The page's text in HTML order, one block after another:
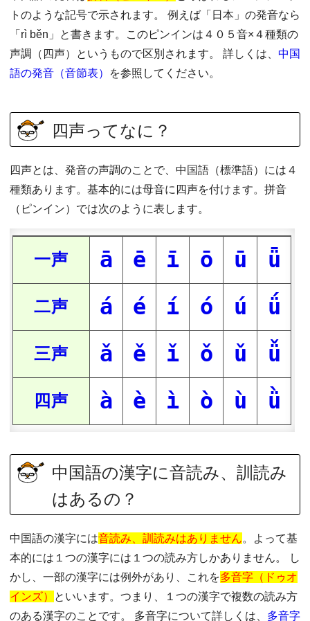
トのような記号で示されます。 例えば「日本」の発音なら
「rì běn」と書きます。このピンインは４０５音×４種類の
声調（四声）というもので区別されます。 詳しくは、 中国
語の発音（音節表）
を参照してください。
四声ってなに？
四声とは、発音の声調のことで、中国語（標準語）には４
種類あります。基本的には母音に四声を付けます。拼音
（ピンイン）では次のように表します。
一声 ā ē ī ō ū ǖ
二声 á é í ó ú ǘ
三声 ǎ ě ǐ ǒ ǔ ǚ
四声 à è ì ò ù ǜ
中国語の漢字に音読み、訓読み
はあるの？
中国語の漢字には音読み、訓読みはありません。よって基
本的には１つの漢字には１つの読み方しかありません。 し
かし、一部の漢字には例外があり、これを多音字（ドゥオ
インズ）
といいます。つまり、１つの漢字で複数の読み方
のある漢字のことです。 多音字について詳しくは、 多音字